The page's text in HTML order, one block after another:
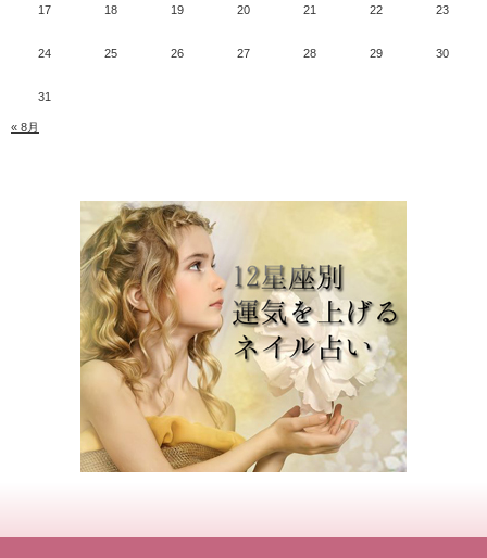
17 18 19 20 21 22 23
24 25 26 27 28 29 30
31
« 8月